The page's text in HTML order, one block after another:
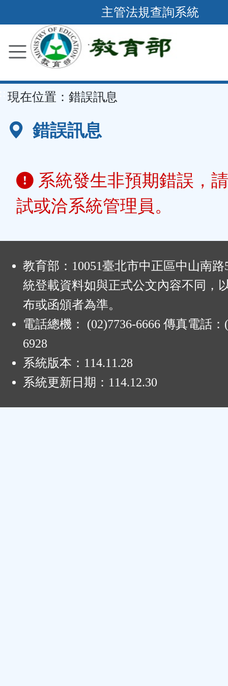
到
要
容
區
主管法規查詢系統
現在位置： 錯誤訊息
錯誤訊息
系統發生非預期錯誤，
試或洽系統管理員。
教育部：10051臺北市中正區中山南
統登載資料如與正式公文內容不同，
布或函頒者為準。
電話總機： (02)7736-6666 傳真電話：
6928
系統版本： 114.11.28
系統更新日期： 114.12.30